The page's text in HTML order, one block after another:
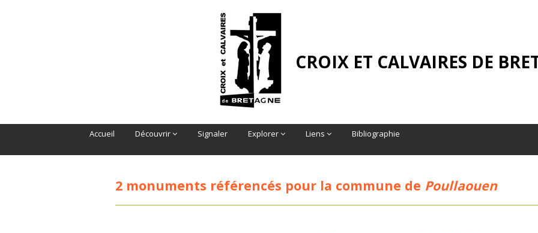
CROIX ET CALVAIRES DE
Accueil Découvrir Signaler Explorer Liens Bibliographie
2 monuments référencés pour la commune de Poullaouen